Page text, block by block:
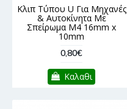
Κλιπ Τύπου U Για Μηχανές
& Αυτοκίνητα Με
Σπείρωμα M4 16mm x
10mm
0,80€
Καλαθι